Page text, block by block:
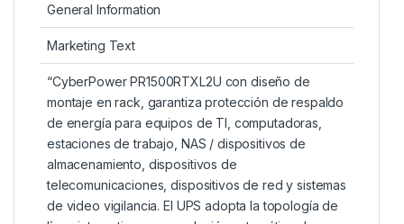
General Information
Marketing Text
“CyberPower PR1500RTXL2U con diseño de
montaje en rack, garantiza protección de respaldo
de energía para equipos de TI, computadoras,
estaciones de trabajo, NAS / dispositivos de
almacenamiento, dispositivos de
telecomunicaciones, dispositivos de red y sistemas
de video vigilancia. El UPS adopta la topología de